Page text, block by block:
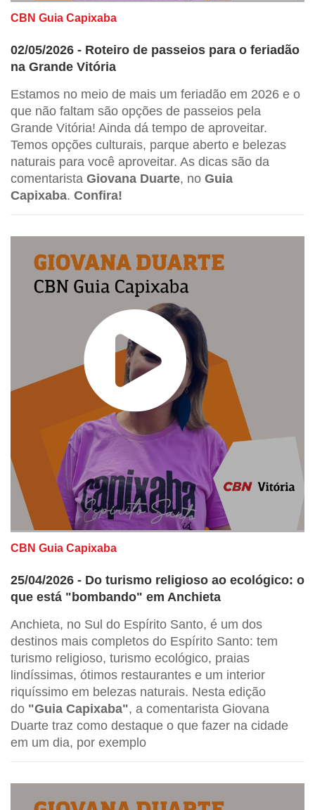
CBN Guia Capixaba
02/05/2026 - Roteiro de passeios para o feriadão
na Grande Vitória
Estamos no meio de mais um feriadão em 2026 e o
que não faltam são opções de passeios pela
Grande Vitória! Ainda dá tempo de aproveitar.
Temos opções culturais, parque aberto e belezas
naturais para você aproveitar. As dicas são da
comentarista Giovana Duarte, no Guia
Capixaba. Confira!
CBN Guia Capixaba
25/04/2026 - Do turismo religioso ao ecológico: o
que está "bombando" em Anchieta
Anchieta, no Sul do Espírito Santo, é um dos
destinos mais completos do Espírito Santo: tem
turismo religioso, turismo ecológico, praias
lindíssimas, ótimos restaurantes e um interior
riquíssimo em belezas naturais. Nesta edição
do "Guia Capixaba", a comentarista Giovana
Duarte traz como destaque o que fazer na cidade
em um dia, por exemplo